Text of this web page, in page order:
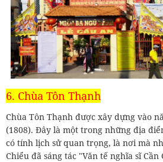
6. Chùa Tôn Thạnh
Chùa Tôn Thạnh được xây dựng vào
(1808). Đây là một trong những địa
có tính lịch sử quan trọng, là nơi mà
Chiểu đã sáng tác "Văn tế nghĩa sĩ